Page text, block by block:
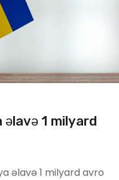
1 milyard
əlavə 1 milyard avro